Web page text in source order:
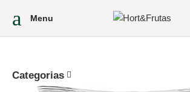
Menu
Categorias